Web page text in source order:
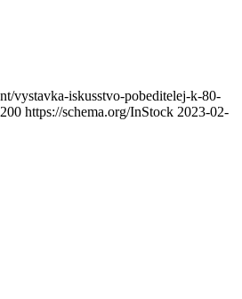
vystavka-iskusstvo-pobeditelej-k-80-
200 https://schema.org/InStock 2023-02-